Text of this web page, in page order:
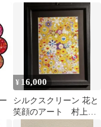
2012」 (額装あり)
¥ 16,000
シルクスクリーン 花と
笑顔のアート 村上